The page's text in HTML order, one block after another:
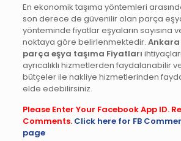
En ekonomik taşıma yöntemleri
son derece de güvenilir olan parça
yönteminde fiyatlar eşyaların sayısına
noktaya göre belirlenmektedir. Ankara
parça eşya taşıma Fiyatları
ayrıcalıklı hizmetlerden faydalanabilir
bütçeler ile nakliye hizmetlerinden
elde edebilirsiniz.
Please Enter Your Facebook App ID.
Comments. Click here for FB
page